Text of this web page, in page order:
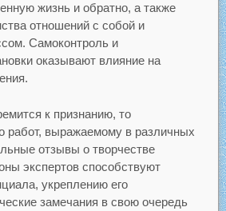
жизнь и обратно, а также
отношений с собой и
Самоконтроль и
оказывают влияние на
к признанию, то
работ, выражаемому в различных
отзывы о творчестве
экспертов способствуют
укреплению его
замечания в свою очередь